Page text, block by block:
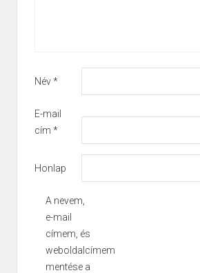
Név*
E-mail
cím *
Honlap
A nevem,
e-mail
címem, és
weboldalcímem
mentése a